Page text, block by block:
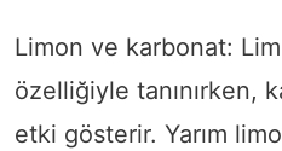
Limon ve karbonat:
özelliğiyle tanınırken,
etki gösterir. Yarım